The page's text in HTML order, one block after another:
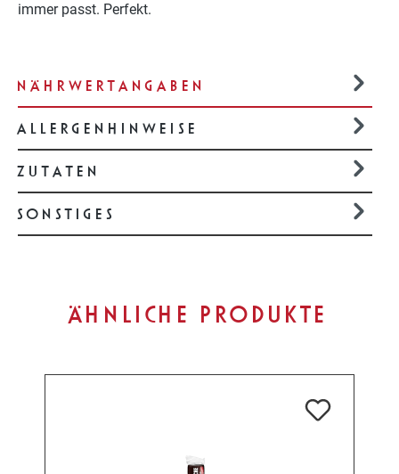
immer passt. Perfekt.
NÄHRWERTANGABEN
ALLERGENHINWEISE
ZUTATEN
SONSTIGES
Produktgalerie überspringen
ÄHNLICHE PRODUKTE